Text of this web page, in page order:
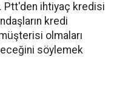
Ptt'den ihtiyaç kredisi
kredi
olmaları
söylemek